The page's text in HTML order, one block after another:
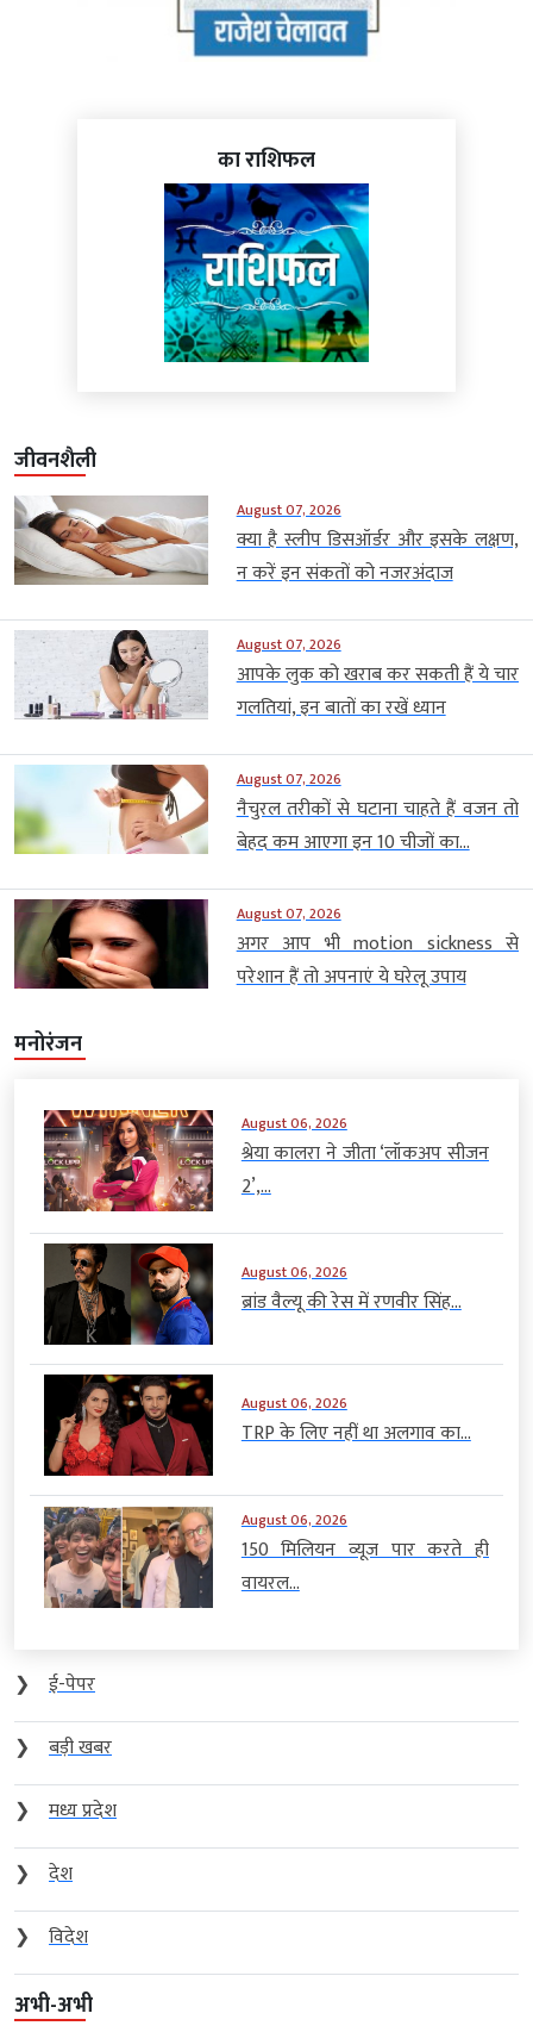
का राशिफल
जीवनशैली
August 07, 2026
क्या है स्लीप डिसऑर्डर और इसके लक्षण,
न करें इन संकतों को नजरअंदाज
August 07, 2026
आपके लुक को खराब कर सकती हैं ये चार
गलतियां, इन बातों का रखें ध्यान
August 07, 2026
नैचुरल तरीकों से घटाना चाहते हैं वजन तो
बेहद कम आएगा इन 10 चीजों का...
August 07, 2026
अगर आप भी motion sickness से
परेशान हैं तो अपनाएं ये घरेलू उपाय
मनोरंजन
August 06, 2026
श्रेया कालरा ने जीता ‘लॉकअप सीजन
2’,...
August 06, 2026
ब्रांड वैल्यू की रेस में रणवीर सिंह...
August 06, 2026
TRP के लिए नहीं था अलगाव का...
August 06, 2026
150 मिलियन व्यूज पार करते ही
वायरल...
❯
ई-पेपर
❯
बड़ी खबर
❯
मध्य प्रदेश
❯
देश
❯
विदेश
अभी-अभी